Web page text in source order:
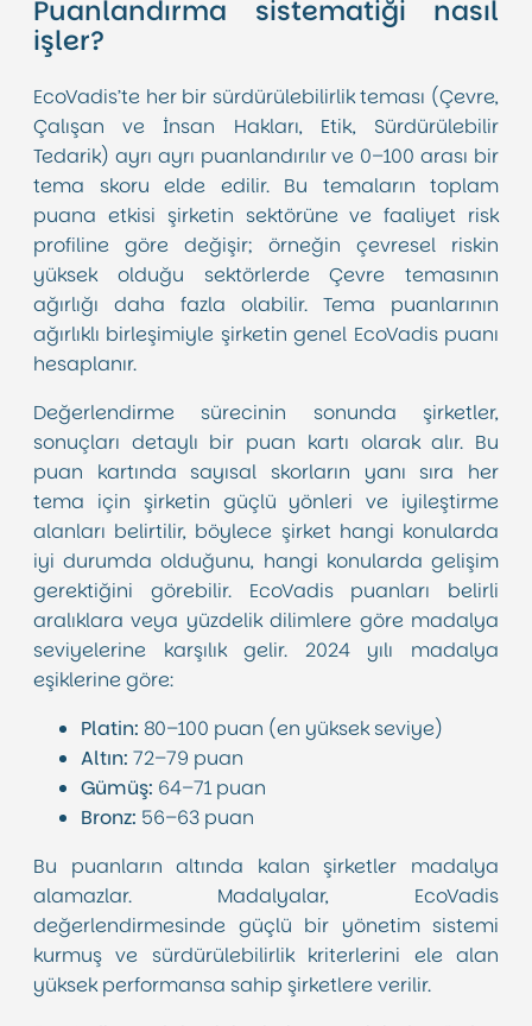
Puanlandırma sistematiği nasıl
işler?
EcoVadis’te her bir sürdürülebilirlik teması (Çevre,
Çalışan ve İnsan Hakları, Etik, Sürdürülebilir
Tedarik) ayrı ayrı puanlandırılır ve 0–100 arası bir
tema skoru elde edilir. Bu temaların toplam
puana etkisi şirketin sektörüne ve faaliyet risk
profiline göre değişir; örneğin çevresel riskin
yüksek olduğu sektörlerde Çevre temasının
ağırlığı daha fazla olabilir. Tema puanlarının
ağırlıklı birleşimiyle şirketin genel EcoVadis puanı
hesaplanır.
Değerlendirme sürecinin sonunda şirketler,
sonuçları detaylı bir puan kartı olarak alır. Bu
puan kartında sayısal skorların yanı sıra her
tema için şirketin güçlü yönleri ve iyileştirme
alanları belirtilir, böylece şirket hangi konularda
iyi durumda olduğunu, hangi konularda gelişim
gerektiğini görebilir. EcoVadis puanları belirli
aralıklara veya yüzdelik dilimlere göre madalya
seviyelerine karşılık gelir. 2024 yılı madalya
eşiklerine göre:
Platin: 80–100 puan (en yüksek seviye)
Altın: 72–79 puan
Gümüş: 64–71 puan
Bronz: 56–63 puan
Bu puanların altında kalan şirketler madalya
alamazlar. Madalyalar, EcoVadis
değerlendirmesinde güçlü bir yönetim sistemi
kurmuş ve sürdürülebilirlik kriterlerini ele alan
yüksek performansa sahip şirketlere verilir.